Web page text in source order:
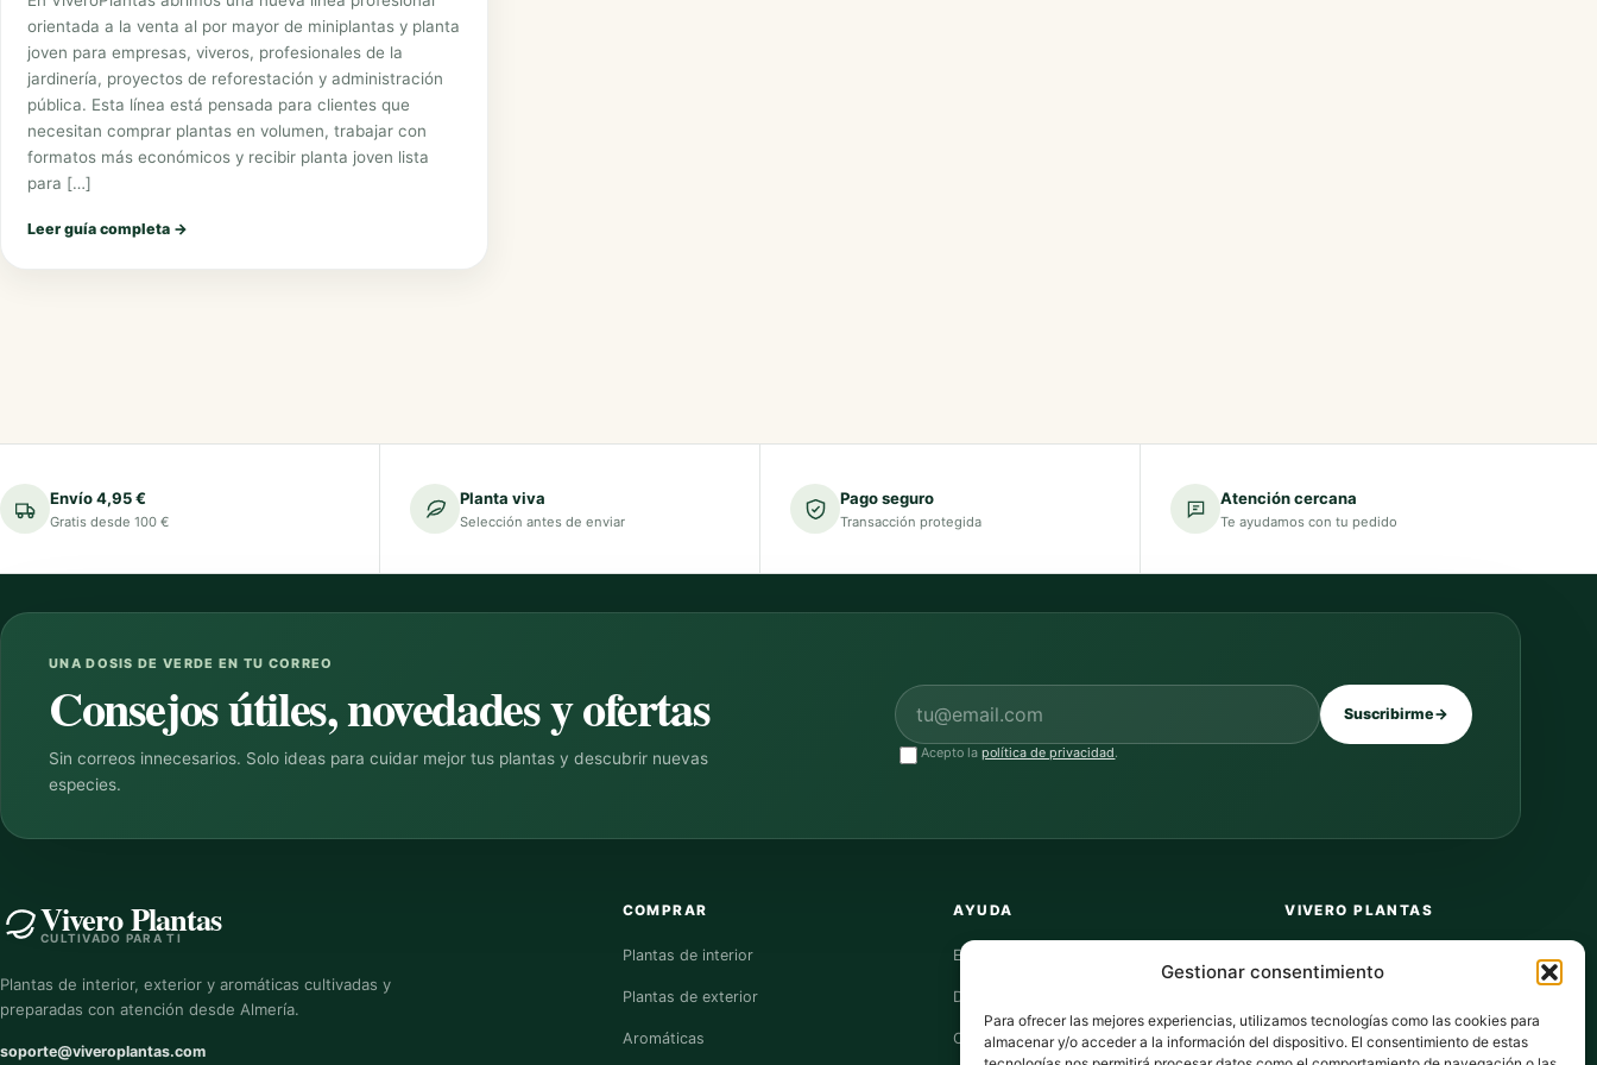
Gestionar consentimiento
Para ofrecer las mejores experiencias, utilizamos tecnologías como las cookies para
almacenar y/o acceder a la información del dispositivo. El consentimiento de estas
orientada a la venta al por mayor de miniplantas y planta
joven para empresas, viveros, profesionales de la
jardinería, proyectos de reforestación y administración
pública. Esta línea está pensada para clientes que
necesitan comprar plantas en volumen, trabajar con
formatos más económicos y recibir planta joven lista
para […]
Leer guía completa →
Envío 4,95 €
Gratis desde 100 €
Planta viva
Selección antes de enviar
Pago seguro
Transacción protegida
Atención cercana
Te ayudamos con tu pedido
UNA DOSIS DE VERDE EN TU CORREO
Consejos útiles, novedades y ofertas
Sin correos innecesarios. Solo ideas para cuidar mejor tus plantas y descubrir nuevas
especies.
Correo electrónico
Suscribirme→
Acepto lapolítica de privacidad.
Vivero Plantas
CULTIVADO PARA TI
Plantas de interior, exterior y aromáticas cultivadas y
preparadas con atención desde Almería.
soporte@viveroplantas.com
COMPRAR
Plantas de interior
Plantas de exterior
Aromáticas
AYUDA
Envíos
Devoluciones
Contacto
VIVERO PLANTAS
Privacidad